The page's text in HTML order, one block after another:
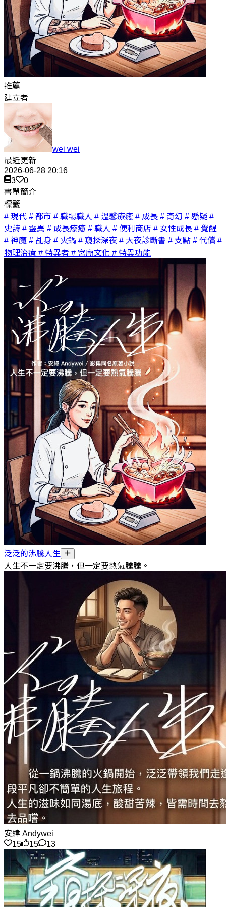
推薦
建立者
wei wei
最近更新
2026-06-28 20:16
3
0
書單簡介
標籤
# 現代 # 都市 # 職場職人 # 溫馨療癒 # 成長 # 奇幻 # 懸疑 #
史詩 # 靈異 # 成長療癒 # 職人 # 便利商店 # 女性成長 # 覺醒
# 神魔 # 乩身 # 火鍋 # 窺探深夜 # 大夜診斷書 # 支點 # 代償 #
物理治療 # 特異者 # 宮廟文化 # 特異功能
泛泛的沸騰人生
人生不一定要沸騰，但一定要熱氣騰騰。
安緯 Andywei
15
15 13